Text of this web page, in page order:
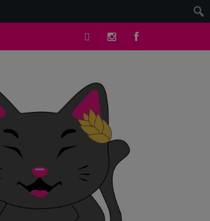
tik Instagramfacebook